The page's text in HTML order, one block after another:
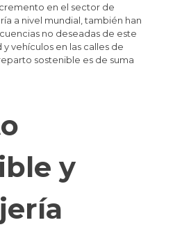
en el sector de
a nivel mundial, también han
no deseadas de este
vehículos en las calles de
sostenible es de suma
y